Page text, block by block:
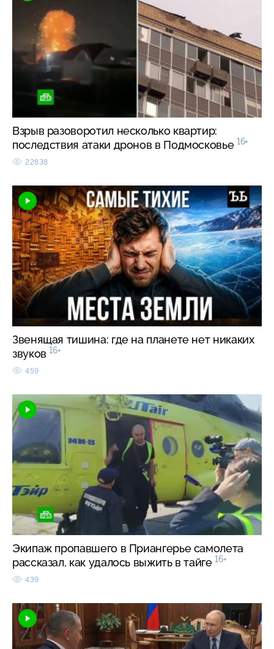
Взрыв разоворотил несколько квартир:
последствия атаки дронов в Подмосковье 16+
22838
Звенящая тишина: где на планете нет никаких
звуков 16+
459
Экипаж пропавшего в Приангерье самолета
рассказал, как удалось выжить в тайге 16+
439